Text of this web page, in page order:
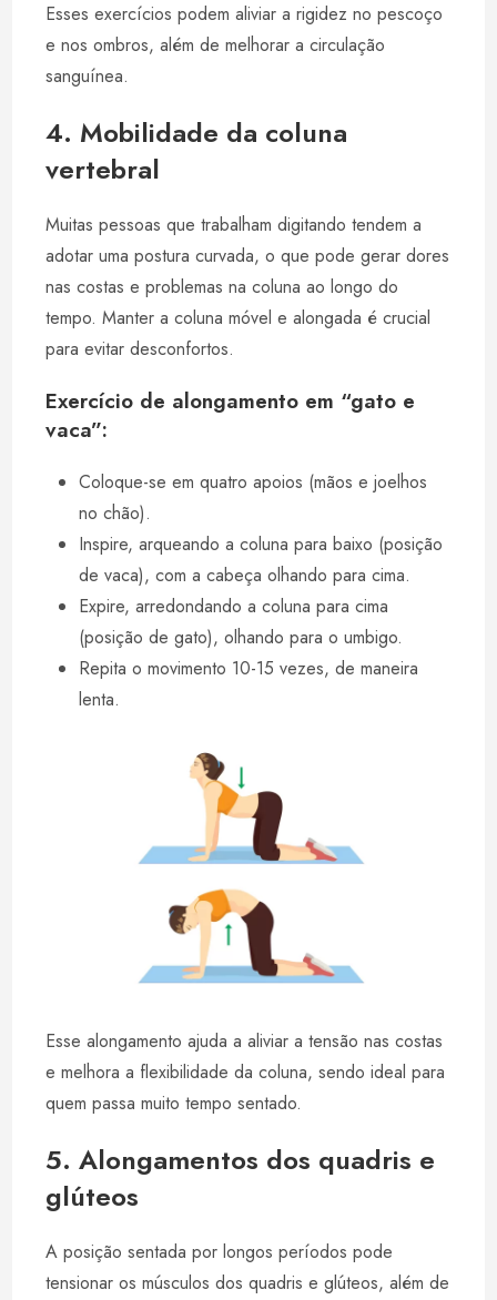
Esses exercícios podem aliviar a rigidez no pescoço
e nos ombros, além de melhorar a circulação
sanguínea.
4. Mobilidade da coluna
vertebral
Muitas pessoas que trabalham digitando tendem a
adotar uma postura curvada, o que pode gerar dores
nas costas e problemas na coluna ao longo do
tempo. Manter a coluna móvel e alongada é crucial
para evitar desconfortos.
Exercício de alongamento em “gato e
vaca”:
Coloque-se em quatro apoios (mãos e joelhos
no chão).
Inspire, arqueando a coluna para baixo (posição
de vaca), com a cabeça olhando para cima.
Expire, arredondando a coluna para cima
(posição de gato), olhando para o umbigo.
Repita o movimento 10-15 vezes, de maneira
lenta.
Esse alongamento ajuda a aliviar a tensão nas costas
e melhora a flexibilidade da coluna, sendo ideal para
quem passa muito tempo sentado.
5. Alongamentos dos quadris e
glúteos
A posição sentada por longos períodos pode
tensionar os músculos dos quadris e glúteos, além de